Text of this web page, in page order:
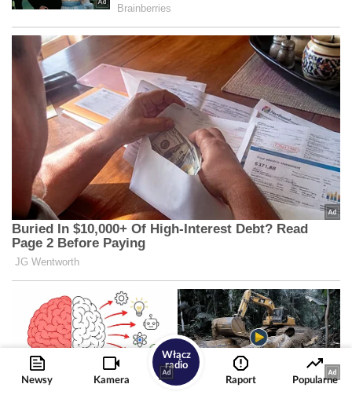
Newsy Kamera
Włącz
radio
Raport
Popularne